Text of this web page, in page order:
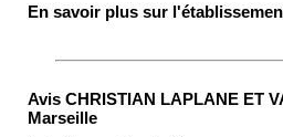
En savoir plus sur
Avis CHRISTIAN LAPLANE ET
Marseille